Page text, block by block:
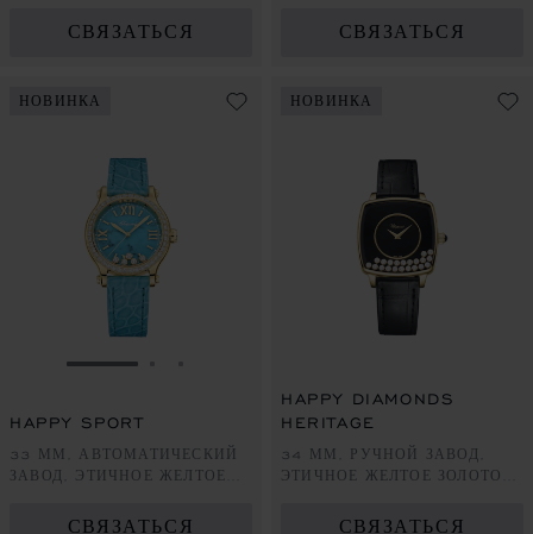
СВЯЗАТЬСЯ СВЯЗАТЬСЯ
НОВИНКА
ПЕРЕЙТИ К СЛАЙДУ 1
HAPPY SPORT
33 ММ, АВТОМАТИЧЕСКИЙ
ЗАВОД, ЭТИЧНОЕ ЖЕЛТОЕ
СВЯЗАТЬСЯ
НОВИНКА
HAPPY DIAMONDS
HERITAGE
34 ММ, РУЧНОЙ ЗАВОД,
ЭТИЧНОЕ ЖЕЛТОЕ ЗОЛОТО,
СВЯЗАТЬСЯ